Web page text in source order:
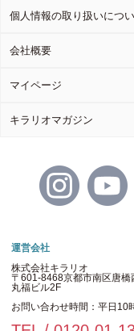
個人情報の取り扱いにつ
会社概要
マイページ
キラリオマガジン
運営会社
株式会社キラリオ
〒601-8468京都市南区唐橋
丸福ビル2F
お問い合わせ時間：平日10